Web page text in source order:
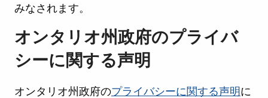
みなされます。
オンタリオ州政府のプライバ
シーに関する声明
オンタリオ州政府のプライバシーに関する声明に